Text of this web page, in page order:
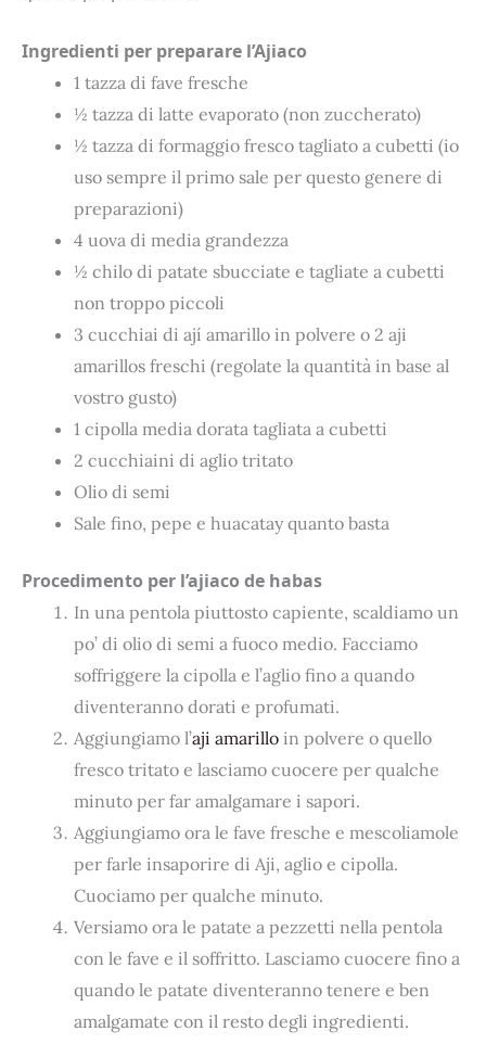
Ingredienti per preparare l’Ajiaco
1 tazza di fave fresche
½ tazza di latte evaporato (non zuccherato)
½ tazza di formaggio fresco tagliato a cubetti (io
uso sempre il primo sale per questo genere di
preparazioni)
4 uova di media grandezza
½ chilo di patate sbucciate e tagliate a cubetti
non troppo piccoli
3 cucchiai di ají amarillo in polvere o 2 aji
amarillos freschi (regolate la quantità in base al
vostro gusto)
1 cipolla media dorata tagliata a cubetti
2 cucchiaini di aglio tritato
Olio di semi
Sale fino, pepe e huacatay quanto basta
Procedimento per l’ajiaco de habas
In una pentola piuttosto capiente, scaldiamo un
po’ di olio di semi a fuoco medio. Facciamo
soffriggere la cipolla e l’aglio fino a quando
diventeranno dorati e profumati.
Aggiungiamo l’aji amarillo in polvere o quello
fresco tritato e lasciamo cuocere per qualche
minuto per far amalgamare i sapori.
Aggiungiamo ora le fave fresche e mescoliamole
per farle insaporire di Aji, aglio e cipolla.
Cuociamo per qualche minuto.
Versiamo ora le patate a pezzetti nella pentola
con le fave e il soffritto. Lasciamo cuocere fino a
quando le patate diventeranno tenere e ben
amalgamate con il resto degli ingredienti.